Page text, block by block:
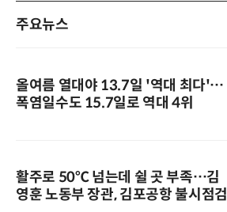
주요뉴스
올여름 열대야 13.7일 '역대 최다'…
폭염일수도 15.7일로 역대 4위
활주로 50℃ 넘는데 쉴 곳 부족…김
영훈 노동부 장관, 김포공항 불시점검